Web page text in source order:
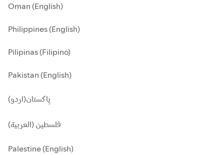
Oman (English)
Philippines (English)
Pilipinas (Filipino)
Pakistan (English)
پاکستان(اردو)
فلسطين (العربية)
Palestine (English)